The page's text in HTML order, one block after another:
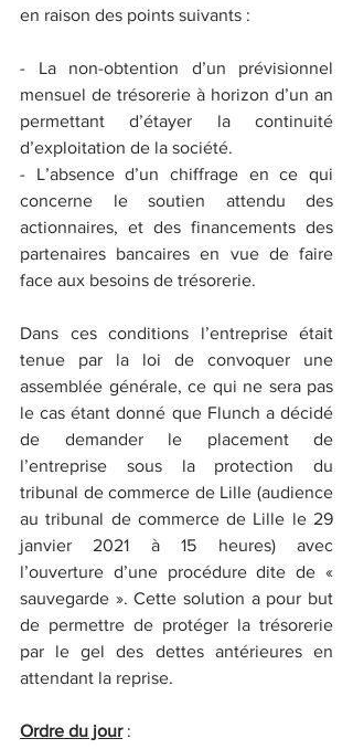
en raison des points suivants :
- La non-obtention d’un prévisionnel
mensuel de trésorerie à horizon d’un an
permettant d’étayer la continuité
d’exploitation de la société.
- L’absence d’un chiffrage en ce qui
concerne le soutien attendu des
actionnaires, et des financements des
partenaires bancaires en vue de faire
face aux besoins de trésorerie.
Dans ces conditions l’entreprise était
tenue par la loi de convoquer une
assemblée générale, ce qui ne sera pas
le cas étant donné que Flunch a décidé
de demander le placement de
l’entreprise sous la protection du
tribunal de commerce de Lille (audience
au tribunal de commerce de Lille le 29
janvier 2021 à 15 heures) avec
l’ouverture d’une procédure dite de «
sauvegarde ». Cette solution a pour but
de permettre de protéger la trésorerie
par le gel des dettes antérieures en
attendant la reprise.
Ordre du jour :